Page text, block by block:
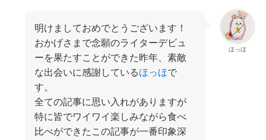
ほっほ
明けましておめでとうございます！
おかげさまで念願のライターデビュ
ーを果たすことができた昨年、素敵
な出会いに感謝しているほっほで
す。
全ての記事に思い入れがありますが
特に皆でワイワイ楽しみながら食べ
比べができたこの記事が一番印象深